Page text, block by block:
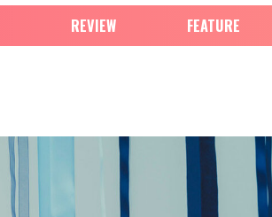
REVIEW FEATURE